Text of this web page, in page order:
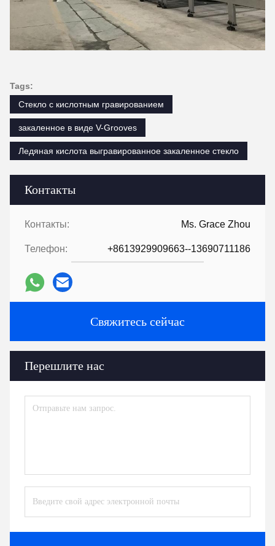
Контакты
Контакты: Ms. Grace Zhou
Телефон: +8613929909663--13690711186
Свяжитесь сейчас
Перешлите нас
Tags:
Стекло с кислотным гравированием
закаленное в виде V-Grooves
Ледяная кислота выгравированное закаленное стекло